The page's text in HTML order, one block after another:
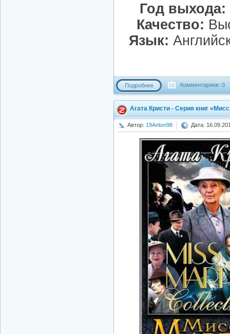
Год выхода:
Качество:
Язык:
Подробнее Комментариев: 0
Агата Кристи - Серия книг
Автор: 19Anton98 Дата: